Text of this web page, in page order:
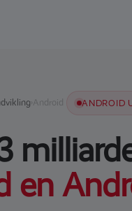
Android ANDROID
en